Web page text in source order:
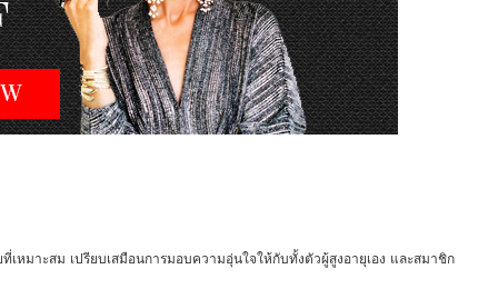
หมาะสม เปรียบเสมือนการมอบความอุ่นใจให้กับทั้งตัวผู้สูงอายุเอง และสมาชิก